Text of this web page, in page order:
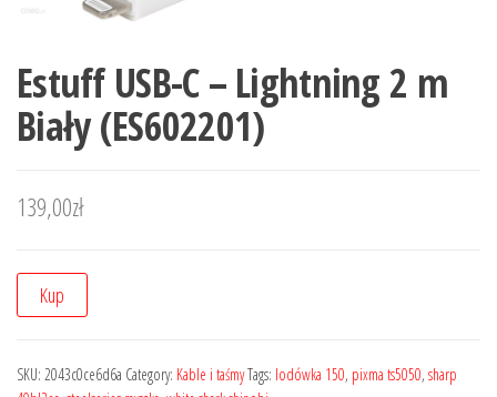
Estuff USB-C – Lightning 2 m
Biały (ES602201)
139,00zł
Kup
SKU: 2043c0ce6d6a Category: Kable i taśmyTags: lodówka 150, pixma ts5050, sharp